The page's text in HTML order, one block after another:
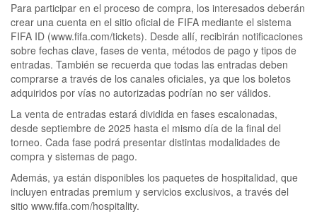
Para participar en el proceso de compra, los interesados deberán
crear una cuenta en el sitio oficial de FIFA mediante el sistema
FIFA ID (www.fifa.com/tickets). Desde allí, recibirán notificaciones
sobre fechas clave, fases de venta, métodos de pago y tipos de
entradas. También se recuerda que todas las entradas deben
comprarse a través de los canales oficiales, ya que los boletos
adquiridos por vías no autorizadas podrían no ser válidos.
La venta de entradas estará dividida en fases escalonadas,
desde septiembre de 2025 hasta el mismo día de la final del
torneo. Cada fase podrá presentar distintas modalidades de
compra y sistemas de pago.
Además, ya están disponibles los paquetes de hospitalidad, que
incluyen entradas premium y servicios exclusivos, a través del
sitio www.fifa.com/hospitality.